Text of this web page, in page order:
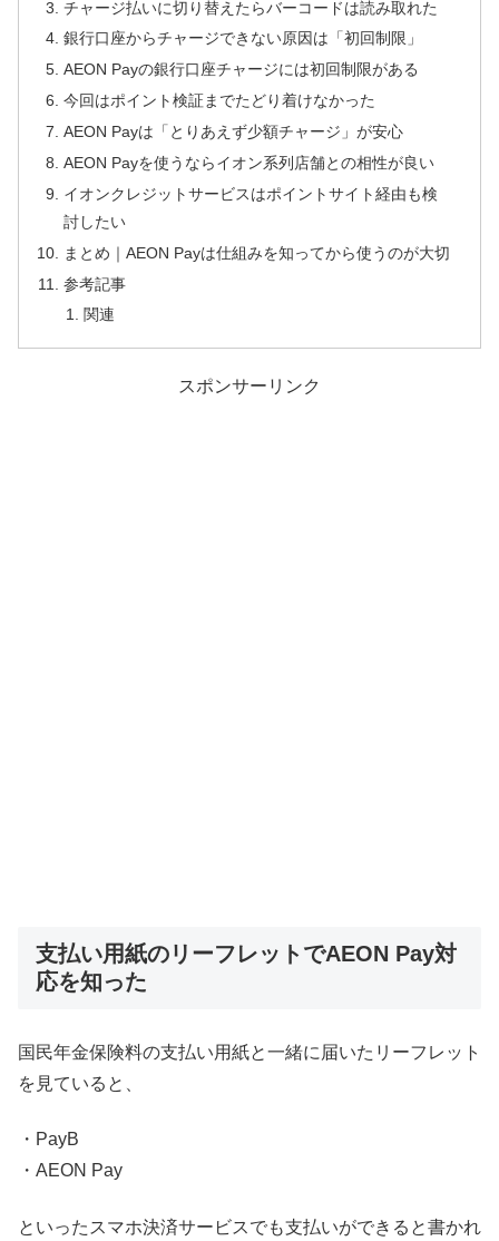
チャージ払いに切り替えたらバーコードは読み取れた
銀行口座からチャージできない原因は「初回制限」
AEON Payの銀行口座チャージには初回制限がある
今回はポイント検証までたどり着けなかった
AEON Payは「とりあえず少額チャージ」が安心
AEON Payを使うならイオン系列店舗との相性が良い
イオンクレジットサービスはポイントサイト経由も検
討したい
まとめ｜AEON Payは仕組みを知ってから使うのが大切
参考記事
関連
スポンサーリンク
支払い用紙のリーフレットでAEON Pay対
応を知った
国民年金保険料の支払い用紙と一緒に届いたリーフレット
を見ていると、
・PayB
・AEON Pay
といったスマホ決済サービスでも支払いができると書かれ